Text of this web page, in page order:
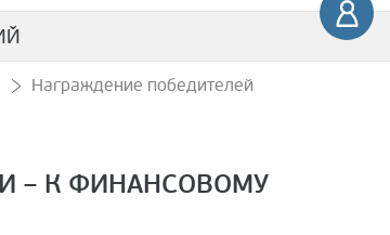
Награждение победителей
– К ФИНАНСОВОМУ